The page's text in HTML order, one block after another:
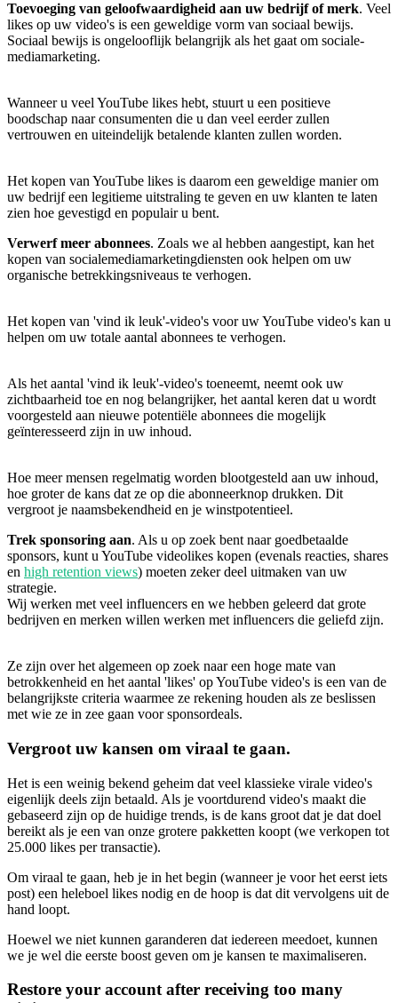
Toevoeging van geloofwaardigheid aan uw bedrijf of merk. Veel
likes op uw video's is een geweldige vorm van sociaal bewijs.
Sociaal bewijs is ongelooflijk belangrijk als het gaat om sociale-
mediamarketing.
Wanneer u veel YouTube likes hebt, stuurt u een positieve
boodschap naar consumenten die u dan veel eerder zullen
vertrouwen en uiteindelijk betalende klanten zullen worden.
Het kopen van YouTube likes is daarom een geweldige manier om
uw bedrijf een legitieme uitstraling te geven en uw klanten te laten
zien hoe gevestigd en populair u bent.
Verwerf meer abonnees. Zoals we al hebben aangestipt, kan het
kopen van socialemediamarketingdiensten ook helpen om uw
organische betrekkingsniveaus te verhogen.
Het kopen van 'vind ik leuk'-video's voor uw YouTube video's kan u
helpen om uw totale aantal abonnees te verhogen.
Als het aantal 'vind ik leuk'-video's toeneemt, neemt ook uw
zichtbaarheid toe en nog belangrijker, het aantal keren dat u wordt
voorgesteld aan nieuwe potentiële abonnees die mogelijk
geïnteresseerd zijn in uw inhoud.
Hoe meer mensen regelmatig worden blootgesteld aan uw inhoud,
hoe groter de kans dat ze op die abonneerknop drukken. Dit
vergroot je naamsbekendheid en je winstpotentieel.
Trek sponsoring aan. Als u op zoek bent naar goedbetaalde
sponsors, kunt u YouTube videolikes kopen (evenals reacties, shares
en high retention views) moeten zeker deel uitmaken van uw
strategie.
Wij werken met veel influencers en we hebben geleerd dat grote
bedrijven en merken willen werken met influencers die geliefd zijn.
Ze zijn over het algemeen op zoek naar een hoge mate van
betrokkenheid en het aantal 'likes' op YouTube video's is een van de
belangrijkste criteria waarmee ze rekening houden als ze beslissen
met wie ze in zee gaan voor sponsordeals.
Vergroot uw kansen om viraal te gaan.
Het is een weinig bekend geheim dat veel klassieke virale video's
eigenlijk deels zijn betaald. Als je voortdurend video's maakt die
gebaseerd zijn op de huidige trends, is de kans groot dat je dat doel
bereikt als je een van onze grotere pakketten koopt (we verkopen tot
25.000 likes per transactie).
Om viraal te gaan, heb je in het begin (wanneer je voor het eerst iets
post) een heleboel likes nodig en de hoop is dat dit vervolgens uit de
hand loopt.
Hoewel we niet kunnen garanderen dat iedereen meedoet, kunnen
we je wel die eerste boost geven om je kansen te maximaliseren.
Restore your account after receiving too many